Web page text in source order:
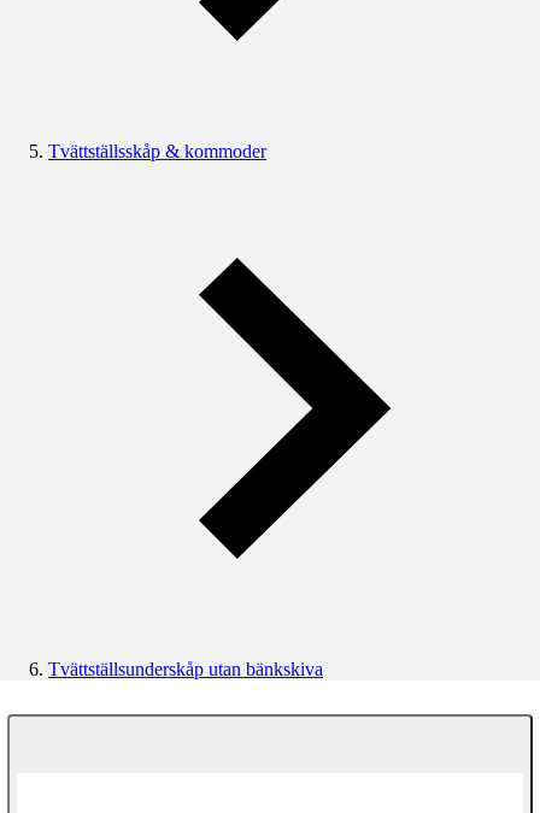
Tvättställsskåp & kommoder
Tvättställsunderskåp utan bänkskiva